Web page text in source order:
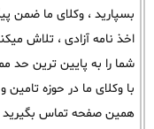
بسپارید ، وکلای ما ضمن
اخذ نامه آزادی ، تلاش
شما را به پایین ترین حد
با وکلای ما در حوزه
همین صفحه تماس بگیرید و